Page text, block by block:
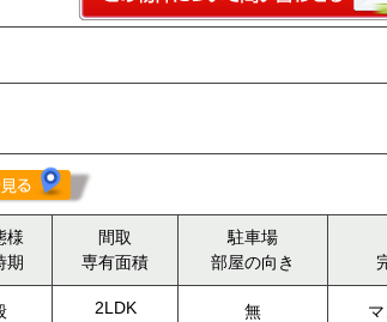
様
期
間取
専有面積
駐車場
部屋の向き
2LDK
無